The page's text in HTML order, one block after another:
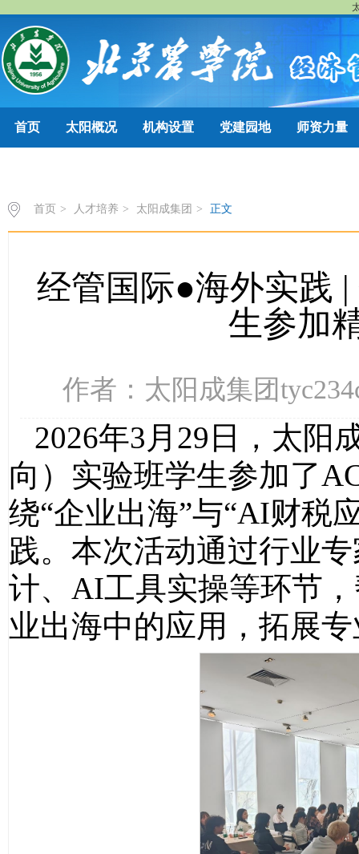
首页 太阳概况 机构设置 党建园地 师资力量
首页 > 人才培养 > 太阳成集团 > 正文
经管国际●海外实践
生参加
作者：太阳成集团
2026年3月29日，太阳
向）实验班学生参加了
绕“企业出海”与“AI财税
践。本次活动通过行业
计、AI工具实操等环节
业出海中的应用，拓展